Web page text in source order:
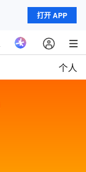
打开 APP
个人